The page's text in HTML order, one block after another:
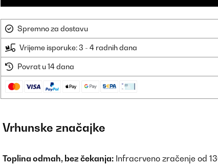
Spremno za dostavu
Vrijeme isporuke: 3 - 4 radnih dana
Povrat u 14 dana
Vrhunske značajke
Toplina odmah, bez čekanja: Infracrveno zračenje od